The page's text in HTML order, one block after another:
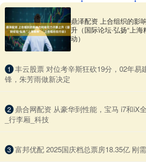
鼎泽配资 上合组织的影
升（国际论坛·弘扬“上
动）
1 丰云股票 对位考辛斯狂砍19分，02年易
锋，朱芳雨做新决定
2 鼎合网配资 从豪华到性能，宝马 i7和iX
_行李厢_科技
3 富邦优配 2025国庆档总票房18.35亿 刚